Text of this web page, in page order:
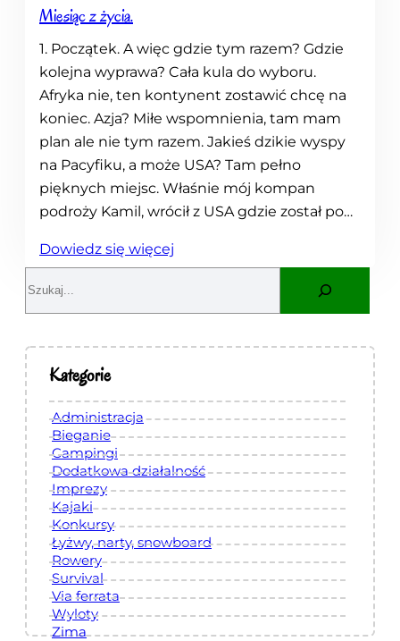
Miesiąc z życia.
1. Początek. A więc gdzie tym razem? Gdzie
kolejna wyprawa? Cała kula do wyboru.
Afryka nie, ten kontynent zostawić chcę na
koniec. Azja? Miłe wspomnienia, tam mam
plan ale nie tym razem. Jakieś dzikie wyspy
na Pacyfiku, a może USA? Tam pełno
pięknych miejsc. Właśnie mój kompan
podroży Kamil, wrócił z USA gdzie został po…
Dowiedz się więcej
M
e
z
ż
y
i
a
r
c
h
Kategorie
Administracja
Bieganie
Campingi
Dodatkowa działalność
Imprezy
Kajaki
Konkursy
Łyżwy, narty, snowboard
Rowery
Survival
Via ferrata
Wyloty
Zima